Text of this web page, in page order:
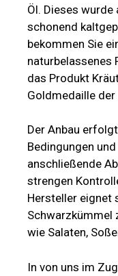
Öl. Dieses wurde
schonend
bekommen Sie
naturbelassenes
das Produkt
Goldmedaille der
Der Anbau
Bedingungen
anschließende
strengen
Hersteller eignet
Schwarzkümmel
wie Salaten,
In von uns im